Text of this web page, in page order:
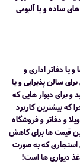
ساده و یا آلبومی
یا دفاتر اداری و
سالن پذیرایی و یا
و برای دیوار هایی که
که بیشترین کاربرد
و دفاتر و فروشگاه
قیمت ها برای کاهش
استجاری که به صورت
دیواری ها است!